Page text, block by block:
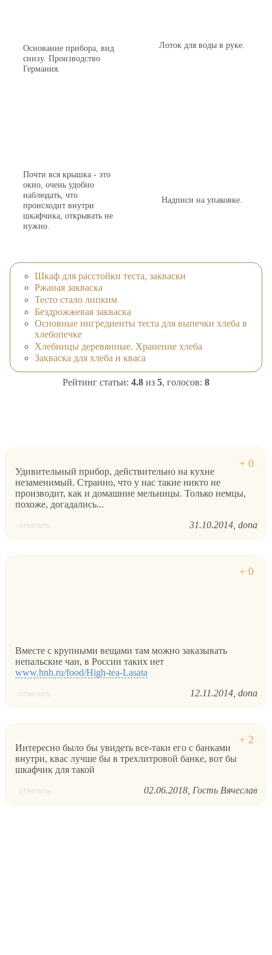
Основание прибора, вид
снизу. Производство
Германия.
Лоток для воды в руке.
Почти вся крышка - это
окно, очень удобно
наблюдать, что
происходит внутри
шкафчика, открывать не
нужно.
Надписи на упаковке.
Шкаф для расстойки теста, закваски
Ржаная закваска
Тесто стало липким
Бездрожжевая закваска
Основные ингредиенты теста для выпечки хлеба в
хлебопечке
Хлебницы деревянные. Хранение хлеба
Закваска для хлеба и кваса
Рейтинг статьи: 4.8 из 5, голосов: 8
Удивительный прибор, действительно на кухне
незаменимый. Странно, что у нас такие никто не
производит, как и домашние мельницы. Только немцы,
похоже, догадались...
ответить 31.10.2014 dona
Вместе с крупными вещами там можно заказывать
непальские чаи, в России таких нет
www.hnh.ru/food/High-tea-Lasata
ответить 12.11.2014 dona
Интересно было бы увидеть все-таки его с банками
внутри, квас лучше бы в трехлитровой банке, вот бы
шкафчик для такой
ответить 02.06.2018 Гость Вячеслав